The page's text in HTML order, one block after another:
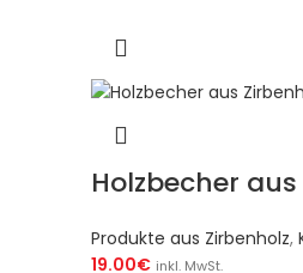
Holzbecher
Produkte aus Zirbenholz,
19.00€ inkl. MwSt.